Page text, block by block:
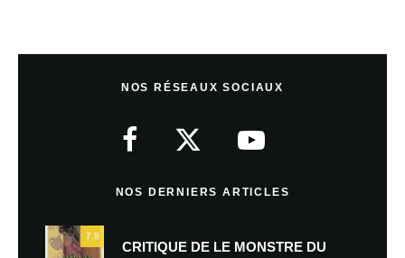
NOS RÉSEAUX SOCIAUX
NOS DERNIERS ARTICLES
7.5
CRITIQUE DE LE MONSTRE DU